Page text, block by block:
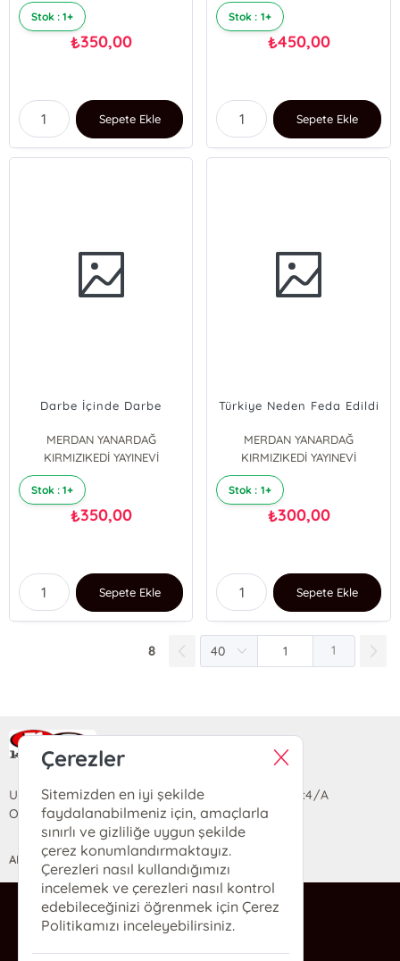
Stok : 1+
₺350,00
Sepete Ekle
Stok : 1+
₺450,00
Sepete Ekle
Darbe İçinde Darbe
MERDAN YANARDAĞ
KIRMIZIKEDİ YAYINEVİ
Stok : 1+
₺350,00
Sepete Ekle
Türkiye Neden Feda Edildi
MERDAN YANARDAĞ
KIRMIZIKEDİ YAYINEVİ
Stok : 1+
₺300,00
Sepete Ekle
8 1
Ra Yayın Kitabevi
Uzun Sokak Saray Çarşısı Lara Sineması Girişi No:4/A
Ortahisar/TRABZON
ANASAYFA YARDIM İLETİŞİM
ra@rakitap.com
0(462) 326 49 71
Çerezler
Sitemizden en iyi şekilde
faydalanabilmeniz için, amaçlarla
sınırlı ve gizliliğe uygun şekilde
çerez konumlandırmaktayız.
Çerezleri nasıl kullandığımızı
incelemek ve çerezleri nasıl kontrol
edebileceğinizi öğrenmek için Çerez
Politikamızı inceleyebilirsiniz.